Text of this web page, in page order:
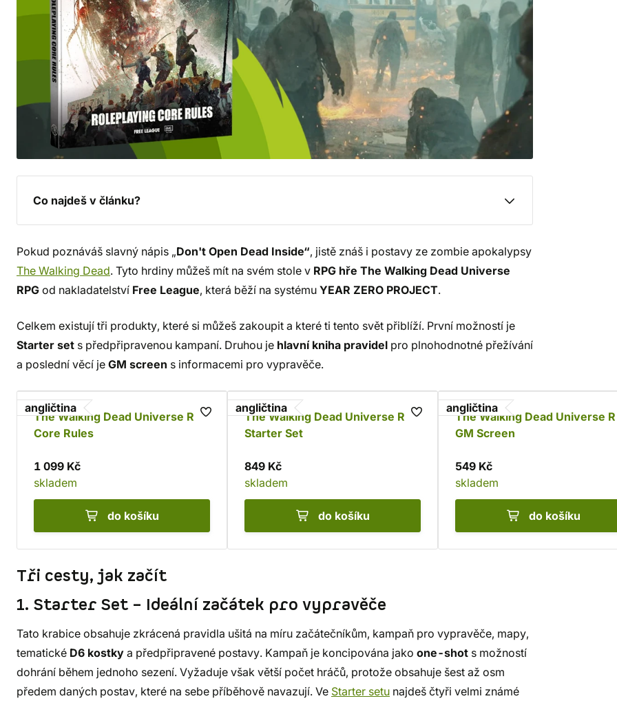
Co najdeš v článku?
Pokud poznáváš slavný nápis „Don't Open Dead Inside“, jistě znáš i postavy ze zombie apokalypsy
The Walking Dead. Tyto hrdiny můžeš mít na svém stole v RPG hře The Walking Dead Universe
RPG od nakladatelství Free League, která běží na systému YEAR ZERO PROJECT.
Celkem existují tři produkty, které si můžeš zakoupit a které ti tento svět přiblíží. První možností je
Starter set s předpřipravenou kampaní. Druhou je hlavní kniha pravidel pro plnohodnotné přežívání
a poslední věcí je GM screen s informacemi pro vypravěče.
angličtina
The Walking Dead Universe RPG
Core Rules
1 099 Kč
skladem
do košíku
angličtina
The Walking Dead Universe RPG
Starter Set
849 Kč
skladem
do košíku
angličtina
The Walking Dead Universe
GM Screen
549 Kč
skladem
do košíku
Tři cesty, jak začít
1. Starter Set – Ideální začátek pro vypravěče
Tato krabice obsahuje zkrácená pravidla ušitá na míru začátečníkům, kampaň pro vypravěče, mapy,
tematické D6 kostky a předpřipravené postavy. Kampaň je koncipována jako one-shot s možností
dohrání během jednoho sezení. Vyžaduje však větší počet hráčů, protože obsahuje šest až osm
předem daných postav, které na sebe příběhově navazují. Ve Starter setu najdeš čtyři velmi známé